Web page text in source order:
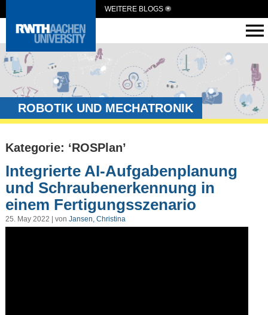
WEITERE BLOGS
ROBOTIK UND MECHATRONIK
Kategorie: ‘ROSPlan’
Integrierte AI-Aufgabenplanung
und Schraubenerkennung in
einem Fertigungsszenario
25. May 2022 | von Jansen, Christina